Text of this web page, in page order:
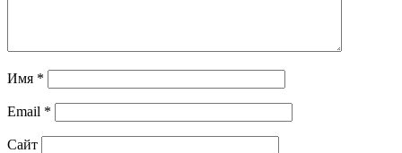
Имя *
Email *
Сайт